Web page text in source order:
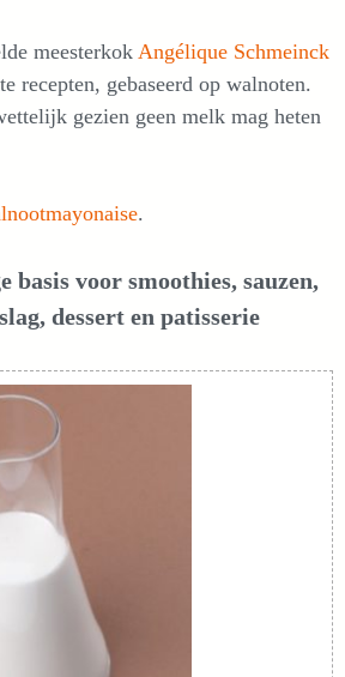
meesterkok Angélique Schmeinck
recepten, gebaseerd op walnoten.
gezien geen melk mag heten
.
basis voor smoothies, sauzen,
dessert en patisserie